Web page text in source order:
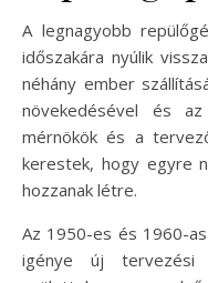
A legnagyobb
időszakára nyúlik
néhány ember
növekedésével és
mérnökök és a
kerestek, hogy egyre
hozzanak létre.
Az 1950-es és 1960-
igénye új tervezési